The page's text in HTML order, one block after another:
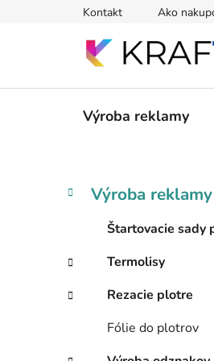
Kontakt Ako
Výroba reklamy
B
ý
p
e
Preskočiť
kategórie
K
a
g
ó
r
Výroba reklamy
Štartovacie sady
Termolisy
Rezacie plotre
Fólie do plotrov